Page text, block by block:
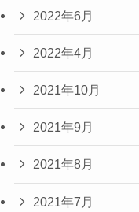
2022年6月
2022年4月
2021年10月
2021年9月
2021年8月
2021年7月